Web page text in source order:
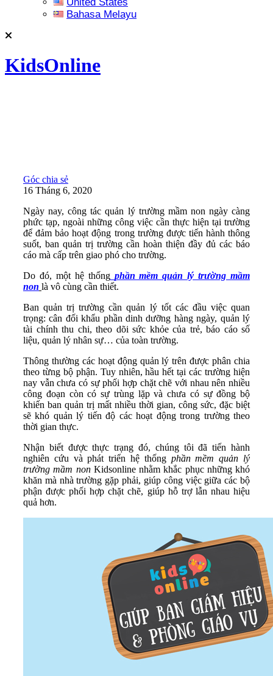
Bahasa Melayu
KidsOnline
Góc chia sẻ
16 Tháng 6, 2020
Ngày nay, công tác quản lý trường mầm non ngày càng
phức tạp, ngoài những công việc cần thực hiện tại trường
để đảm bảo hoạt động trong trường được tiến hành thông
suốt, ban quản trị trường cần hoàn thiện đầy đủ các báo
cáo mà cấp trên giao phó cho trường.
Do đó, một hệ thống phần mềm quản lý trường mầm
non là vô cùng cần thiết.
Ban quản trị trường cần quản lý tốt các đầu việc quan
trọng: cân đối khẩu phần dinh dưỡng hàng ngày, quản lý
tài chính thu chi, theo dõi sức khỏe của trẻ, báo cáo số
liệu, quản lý nhân sự… của toàn trường.
Thông thường các hoạt động quản lý trên được phân chia
theo từng bộ phận. Tuy nhiên, hầu hết tại các trường hiện
nay vẫn chưa có sự phối hợp chặt chẽ với nhau nên nhiều
công đoạn còn có sự trùng lặp và chưa có sự đồng bộ
khiến ban quản trị mất nhiều thời gian, công sức, đặc biệt
sẽ khó quản lý tiến độ các hoạt động trong trường theo
thời gian thực.
Nhận biết được thực trạng đó, chúng tôi đã tiến hành
nghiên cứu và phát triển hệ thống phần mềm quản lý
trường mầm nonKidsonline nhằm khắc phục những khó
khăn mà nhà trường gặp phải, giúp công việc giữa các bộ
phận được phối hợp chặt chẽ, giúp hỗ trợ lẫn nhau hiệu
quả hơn.